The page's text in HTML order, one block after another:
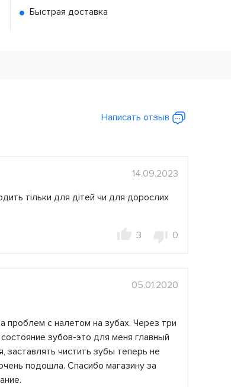
Быстрая доставка
Написать отзыв
14.09.2023
тільки для дітей чи для дорослих
3 0
05.01.2020
проблем с налетом на зубах. Через три
зубов-это для меня главный
заставлять чистить зубы теперь не
подошла. Спасибо магазину за